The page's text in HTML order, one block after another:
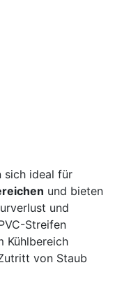
sich ideal für
und bieten
und
Streifen
Kühlbereich
von Staub